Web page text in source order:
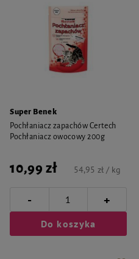
Super Benek
Pochłaniacz zapachów Certech
Pochłaniacz owocowy 200g
10,99 zł 54,95 zł / kg
- +
Do koszyka